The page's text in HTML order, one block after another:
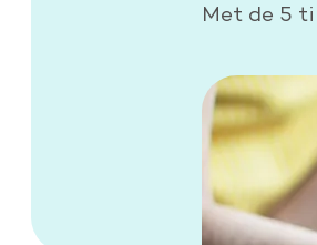
Met de 5